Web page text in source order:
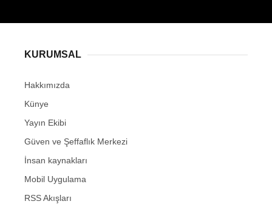
KURUMSAL
Hakkımızda
Künye
Yayın Ekibi
Güven ve Şeffaflık Merkezi
İnsan kaynakları
Mobil Uygulama
RSS Akışları